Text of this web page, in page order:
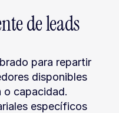
de leads
para repartir
disponibles
o capacidad.
específicos